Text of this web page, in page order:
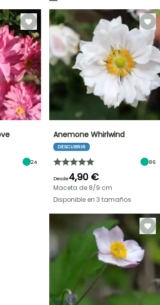
24
Anemone Whirlwind
DESCUBRIR
86
Desde4,90 €
Maceta de 8/9 cm
Disponible en 3 tamaños